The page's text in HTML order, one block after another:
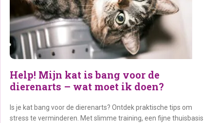
Help! Mijn kat is bang voor de
dierenarts – wat moet ik doen?
Is je kat bang voor de dierenarts? Ontdek praktische tips om
stress te verminderen. Met slimme training, een fijne thuisbasis